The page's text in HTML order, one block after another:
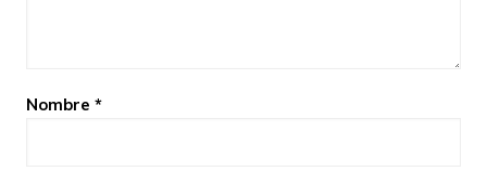
Nombre *